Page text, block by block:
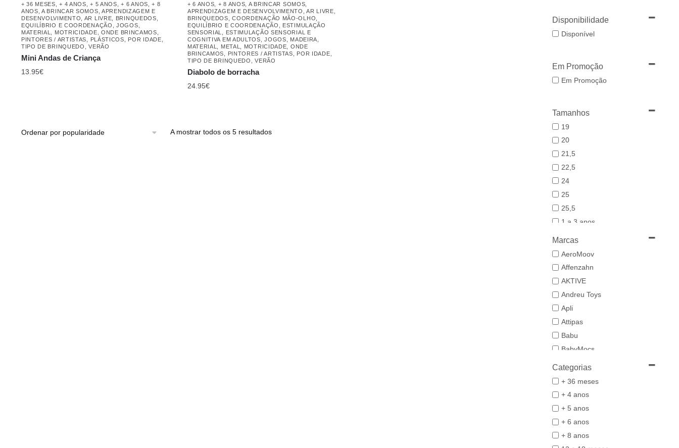
+ 36 MESES ,+ 4 ANOS ,+ 5 ANOS ,+ 6 ANOS ,+ 8
ANOS ,A BRINCAR SOMOS APRENDIZAGEM E
DESENVOLVIMENTO
AR LIVRE BRINQUEDOS
EQUILÍBRIO E COORDENAÇÃO
,JOGOS
MATERIAL
MOTRICIDADE ONDE BRINCAMOS
PINTORES / ARTISTAS
PLÁSTICOS POR IDADE
TIPO DE BRINQUEDO
,VERÃO
Mini Andas de Criança
13.95€
+ 6 ANOS + 8 ANOS A BRINCAR SOMOS
APRENDIZAGEM E DESENVOLVIMENTO
,AR LIVRE
BRINQUEDOS ,COORDENAÇÃO MÃO-OLHO
EQUILÍBRIO E COORDENAÇÃO
ESTIMULAÇÃO
SENSORIAL
ESTIMULAÇÃO SENSORIAL E
COGNITIVA EM ADULTOS ,JOGOS MADEIRA
MATERIAL
METAL MOTRICIDADE
ONDE
BRINCAMOS
PINTORES / ARTISTAS POR IDADE
TIPO DE BRINQUEDO
,VERÃO
Diabolo de borracha
24.95€
A mostrar todos os 5 resultados
Disponibilidade
Disponível
Em Promoção
Em Promoção
Tamanhos
19
20
21,5
22,5
24
25
25,5
1 a 3 anos
29/30
3 a 6 anos
31
32/33
50/56
62/68
Marcas
AeroMoov
Affenzahn
AKTIVE
Andreu Toys
Apli
Attipas
Babu
BabyMocs
Babywoods
Categorias
+ 36 meses
+ 4 anos
+ 5 anos
+ 6 anos
+ 8 anos